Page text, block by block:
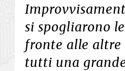
si spogliarono
fronte alle altre
tutti una